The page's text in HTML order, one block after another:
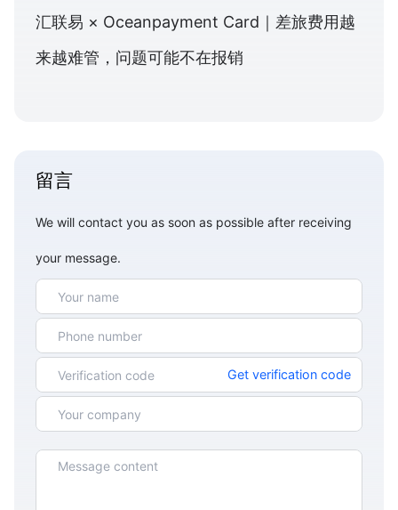
汇联易 × Oceanpayment Card｜差旅费用越
来越难管，问题可能不在报销
留言
We will contact you as soon as possible after receiving
your message.
Get verification code